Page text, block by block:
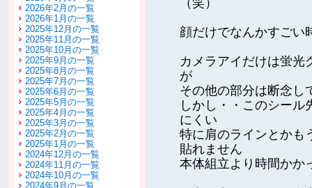
2026年2月の一覧
2026年1月の一覧
2025年12月の一覧
2025年11月の一覧
2025年10月の一覧
2025年9月の一覧
2025年8月の一覧
2025年7月の一覧
2025年6月の一覧
2025年5月の一覧
2025年4月の一覧
2025年3月の一覧
2025年2月の一覧
2025年1月の一覧
2024年12月の一覧
2024年11月の一覧
2024年10月の一覧
2024年9月の一覧
（笑）
顔だけでなんかすごい
カメラアイだけは蛍光
が
その他の部分は断念し
しかし・・このシール
にくい
特に肩のラインとかも
貼れません
本体組立より時間かか